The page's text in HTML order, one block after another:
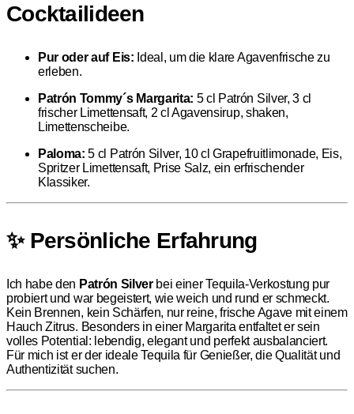
Cocktailideen
Pur oder auf Eis: Ideal, um die klare Agavenfrische zu
erleben.
Patrón Tommy´s Margarita: 5 cl Patrón Silver, 3 cl
frischer Limettensaft, 2 cl Agavensirup, shaken,
Limettenscheibe.
Paloma: 5 cl Patrón Silver, 10 cl Grapefruitlimonade, Eis,
Spritzer Limettensaft, Prise Salz, ein erfrischender
Klassiker.
✨ Persönliche Erfahrung
Ich habe den Patrón Silverbei einer Tequila-Verkostung pur
probiert und war begeistert, wie weich und rund er schmeckt.
Kein Brennen, kein Schärfen, nur reine, frische Agave mit einem
Hauch Zitrus. Besonders in einer Margarita entfaltet er sein
volles Potential: lebendig, elegant und perfekt ausbalanciert.
Für mich ist er der ideale Tequila für Genießer, die Qualität und
Authentizität suchen.